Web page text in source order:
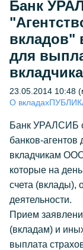
Банк
вкладов"
для
23.05.2014 10:48
О вкладах
Банк УРАЛСИБ
банков-
вкладчикам
которые на
счета (вклады),
деятельности.
Прием
(вкладам) и
выплата